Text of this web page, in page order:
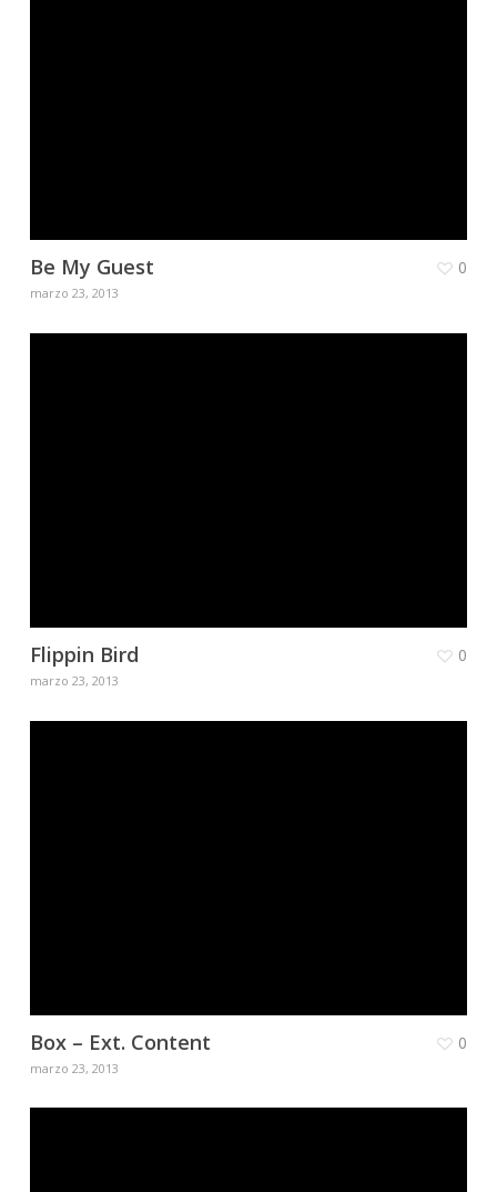
Be My Guest
marzo 23, 2013
0
Flippin Bird
marzo 23, 2013
0
Box – Ext. Content
marzo 23, 2013
0